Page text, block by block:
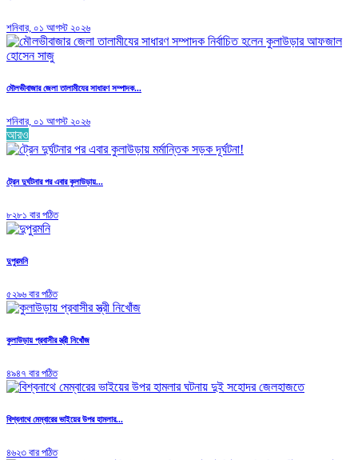
শনিবার, ০১ আগস্ট ২০২৬
মৌলভীবাজার জেলা তালামীযের সাধারণ সম্পাদক...
শনিবার, ০১ আগস্ট ২০২৬
আরও
ট্রেন দুর্ঘটনার পর এবার কুলাউড়ায়...
৮২৮১ বার পঠিত
দুপুরমনি
৫২৯৬ বার পঠিত
কুলাউড়ায় প্রবাসীর স্ত্রী নিখোঁজ
৪৯৪৭ বার পঠিত
বিশ্বনাথে মেম্বারের ভাইয়ের উপর হামলার...
৪৬২৩ বার পঠিত